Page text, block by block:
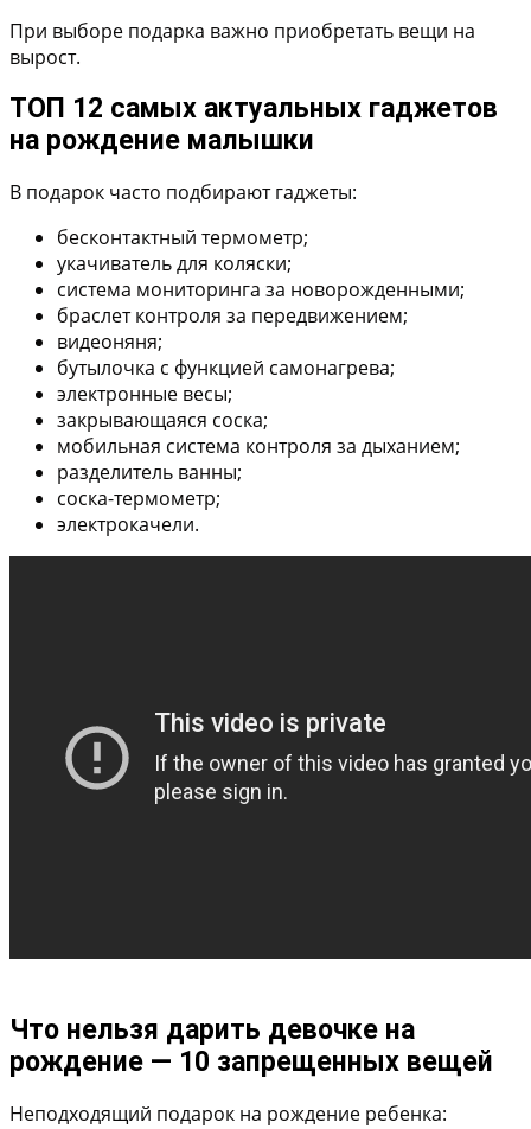
При выборе подарка важно приобретать вещи на
вырост.
ТОП 12 самых актуальных гаджетов
на рождение малышки
В подарок часто подбирают гаджеты:
бесконтактный термометр;
укачиватель для коляски;
система мониторинга за новорожденными;
браслет контроля за передвижением;
видеоняня;
бутылочка с функцией самонагрева;
электронные весы;
закрывающаяся соска;
мобильная система контроля за дыханием;
разделитель ванны;
соска-термометр;
электрокачели.
Что нельзя дарить девочке на
рождение — 10 запрещенных вещей
Неподходящий подарок на рождение ребенка: